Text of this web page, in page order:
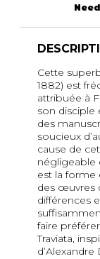
Cette
1882) est
attribuée à
son disciple
des
soucieux
cause de
négligeable
est la forme
des œuvres
différences
faire
Traviata,